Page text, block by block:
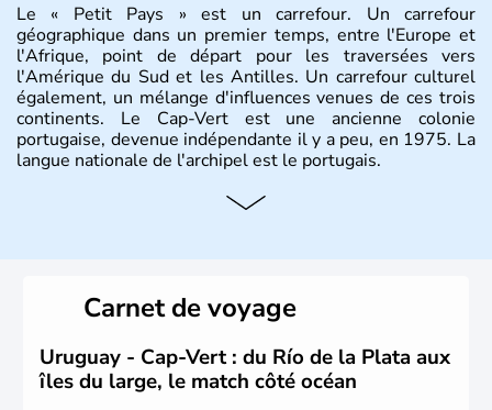
Le « Petit Pays » est un carrefour. Un carrefour
géographique dans un premier temps, entre l'Europe et
l'Afrique, point de départ pour les traversées vers
l'Amérique du Sud et les Antilles. Un carrefour culturel
également, un mélange d'influences venues de ces trois
continents. Le Cap-Vert est une ancienne colonie
portugaise, devenue indépendante il y a peu, en 1975. La
langue nationale de l'archipel est le portugais.
Carnet de voyage
Uruguay - Cap-Vert : du Río de la Plata aux
îles du large, le match côté océan